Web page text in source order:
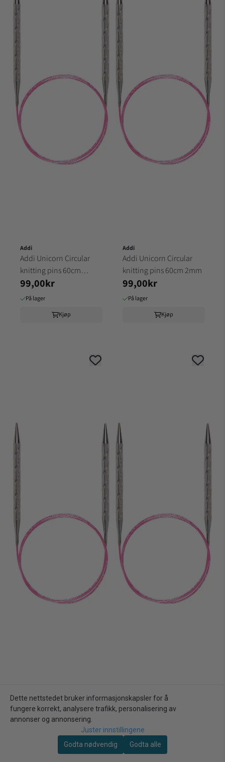
Addi
Addi Unicorn Circular
knitting pins 60cm
2.5mm
99,00kr
På lager
Kjøp
Addi
Addi Unicorn Circular
knitting pins 60cm 2mm
99,00kr
På lager
Kjøp
Addi Unicorn Circular
knitting pins 60cm
3.5mm
99,00kr
Kjøp
Addi Unicorn Circular
knitting pins 60cm 3mm
Ikke på lager
Kjøp
Dette nettstedet bruker informasjonskapsler for å
fungere korrekt, analysere trafikk, personalisering av
annonser og annonsering.
Juster innstillingene
Godta nødvendig
Godta alle